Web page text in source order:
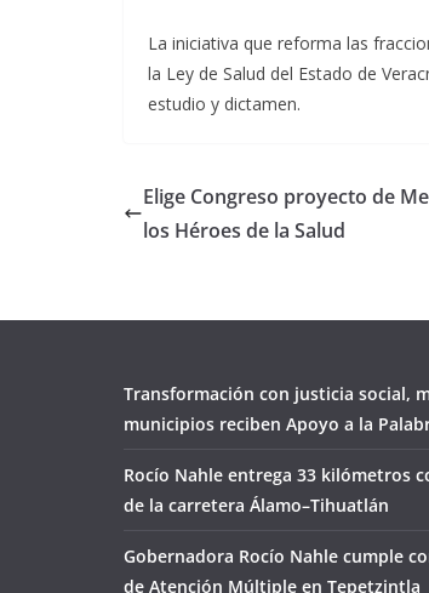
La iniciativa que reforma las
la Ley de Salud del Estado de
estudio y dictamen.
Elige Congreso proyecto de
los Héroes de la Salud
Transformación con justicia social,
municipios reciben Apoyo a la
Rocío Nahle entrega 33 kilómetros
de la carretera Álamo–Tihuatlán
Gobernadora Rocío Nahle cumple
de Atención Múltiple en Tepetzintla